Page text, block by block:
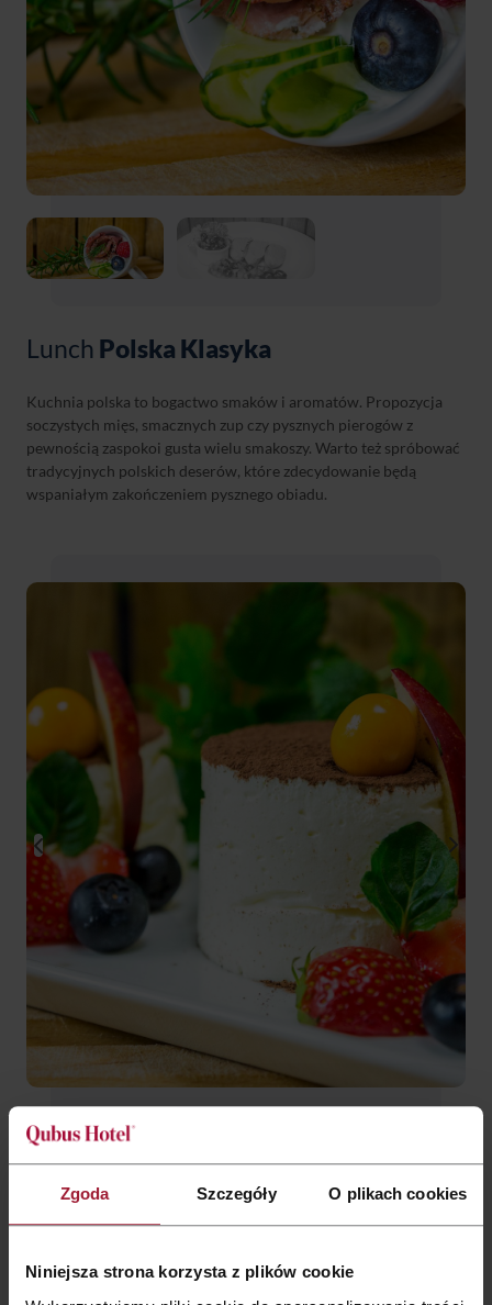
Zgoda Szczegóły O plikach cookies
Niniejsza strona korzysta z plików cookie
Lunch Polska Klasyka
Kuchnia polska to bogactwo smaków i aromatów. Propozycja
soczystych mięs, smacznych zup czy pysznych pierogów z
pewnością zaspokoi gusta wielu smakoszy. Warto też spróbować
tradycyjnych polskich deserów, które zdecydowanie będą
wspaniałym zakończeniem pysznego obiadu.